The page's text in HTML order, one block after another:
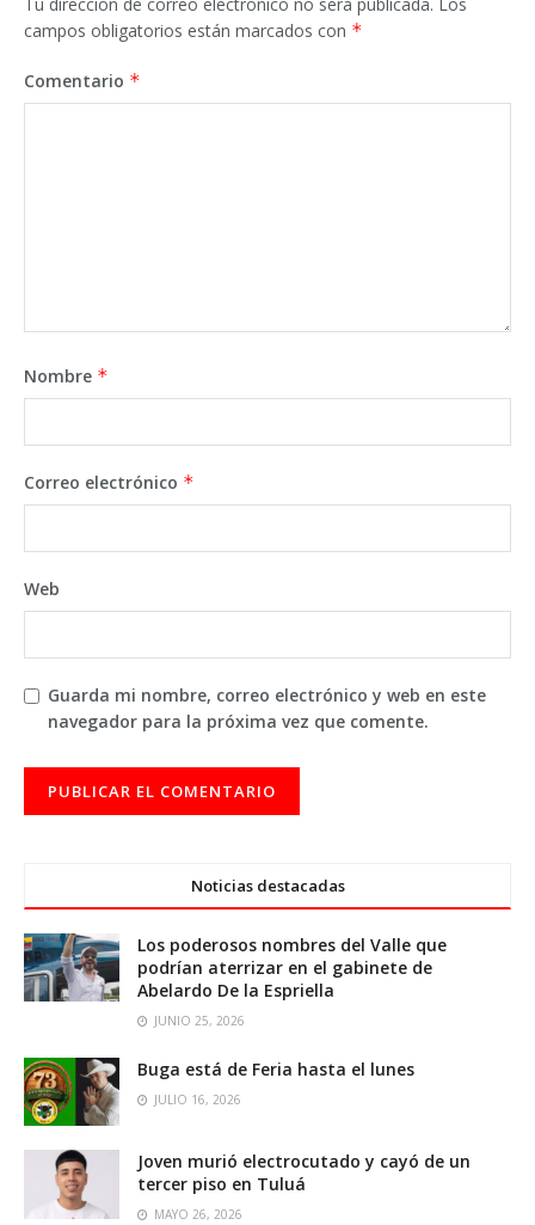
campos obligatorios están marcados con *
Comentario *
Nombre *
Correo electrónico *
Web
Guarda mi nombre, correo electrónico y web en este
navegador para la próxima vez que comente.
Noticias destacadas
Los poderosos nombres del Valle que
podrían aterrizar en el gabinete de
Abelardo De la Espriella
JUNIO 25, 2026
Buga está de Feria hasta el lunes
JULIO 16, 2026
Joven murió electrocutado y cayó de un
tercer piso en Tuluá
MAYO 26, 2026